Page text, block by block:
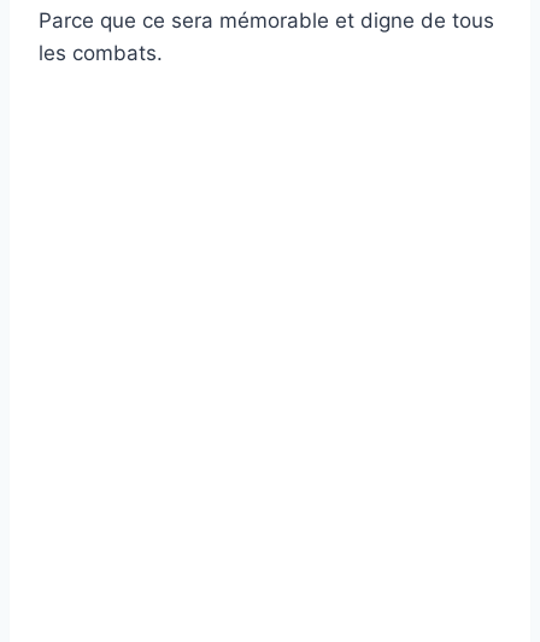
Parce que ce sera mémorable et digne de tous
les combats.